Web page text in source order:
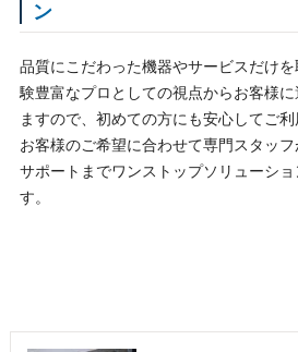
ン
品質にこだわった機器やサービスだけ
験豊富なプロとしての視点からお客様
ますので、初めての方にも安心してご利
お客様のご希望に合わせて専門スタッ
サポートまでワンストップソリューシ
す。